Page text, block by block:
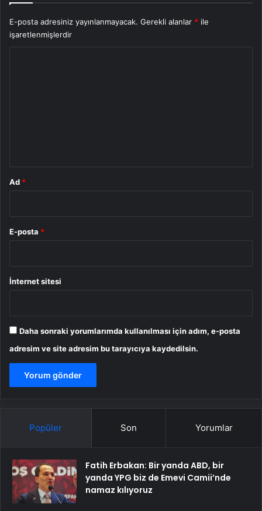
E-posta adresiniz yayınlanmayacak. Gerekli alanlar * ile
işaretlenmişlerdir
Ad *
E-posta *
İnternet sitesi
Daha sonraki yorumlarımda kullanılması için adım, e-posta
adresim ve site adresim bu tarayıcıya kaydedilsin.
Popüler Son Yorumlar
Fatih Erbakan: Bir yanda ABD, bir
yanda YPG biz de Emevi Camii’nde
namaz kılıyoruz